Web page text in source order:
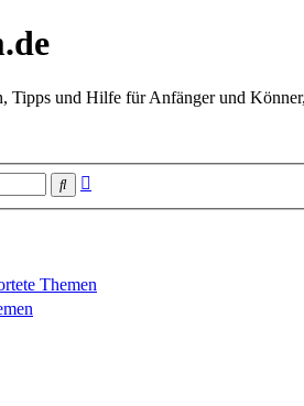
Tipps und Hilfe für Anfänger und
Suche
Themen